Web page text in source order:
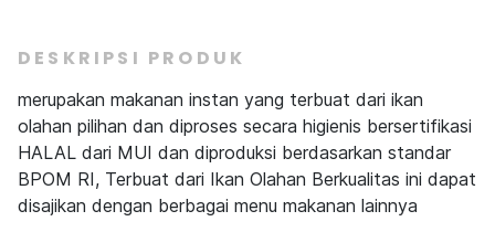
DESKRIPSI PRODUK
merupakan makanan instan yang terbuat dari ikan
olahan pilihan dan diproses secara higienis bersertifikasi
HALAL dari MUI dan diproduksi berdasarkan standar
BPOM RI, Terbuat dari Ikan Olahan Berkualitas ini dapat
disajikan dengan berbagai menu makanan lainnya